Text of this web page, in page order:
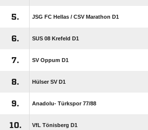
5. JSG FC Hellas /​ CSV Marathon D1
6. SUS 08 Krefeld D1
7. SV Oppum D1
8. Hülser SV D1
9. Anadolu- Türkspor 77/​88
10. VfL Tönisberg D1